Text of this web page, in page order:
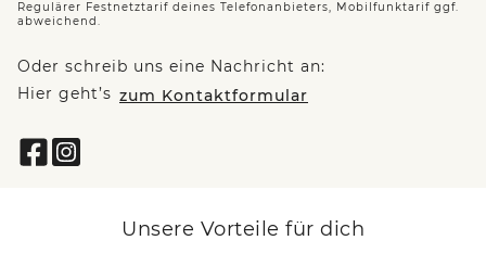
Regulärer Festnetztarif deines Telefonanbieters, Mobilfunktarif ggf.
abweichend.
Oder schreib uns eine Nachricht an:
Hier geht’s zum Kontaktformular
Unsere Vorteile für dich